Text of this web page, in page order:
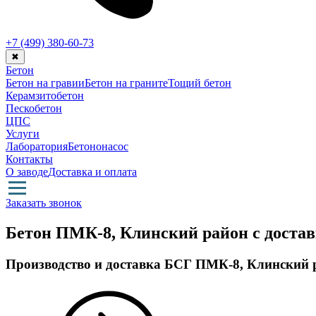
+7 (499) 380-60-73
✖
Бетон
Бетон на гравииБетон на гранитеТощий бетон
Керамзитобетон
Пескобетон
ЦПС
Услуги
ЛабораторияБетононасос
Контакты
О заводеДоставка и оплата
Заказать звонок
Бетон ПМК-8, Клинский район с
Производство и доставка БСГ ПМК-8, Клинский